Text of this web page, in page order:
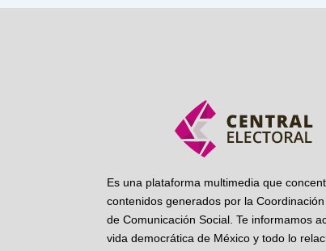
Es una plataforma multimedia que
contenidos generados por la
de Comunicación Social. Te informamos
vida democrática de México y todo lo